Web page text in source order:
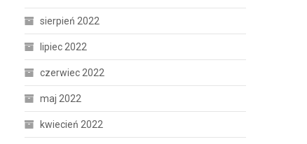
sierpień 2022
lipiec 2022
czerwiec 2022
maj 2022
kwiecień 2022